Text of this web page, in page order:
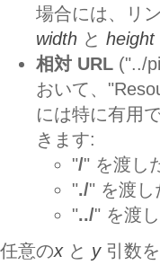
場合には、リ
width と height
相対 URL ("../
おいて、
には特に有用
きます:
"/" を渡し
"./" を渡し
"../" を渡
任意のxと y引数を